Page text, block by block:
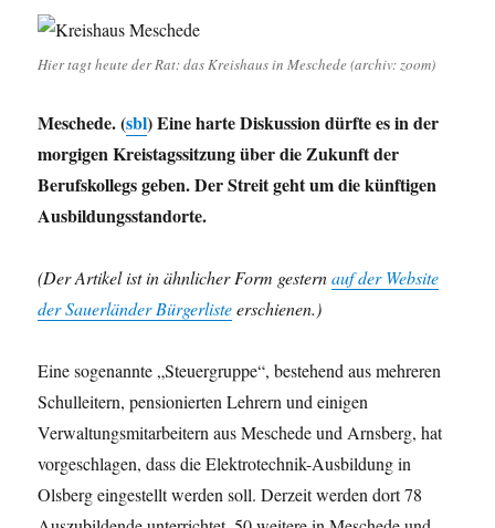
Hier tagt heute der Rat: das Kreishaus in Meschede (archiv: zoom)
Meschede. (sbl) Eine harte Diskussion dürfte es in der
morgigen Kreistagssitzung über die Zukunft der
Berufskollegs geben. Der Streit geht um die künftigen
Ausbildungsstandorte.
(Der Artikel ist in ähnlicher Form gesternauf der Website
der Sauerländer Bürgerlisteerschienen.)
Eine sogenannte „Steuergruppe“, bestehend aus mehreren
Schulleitern, pensionierten Lehrern und einigen
Verwaltungsmitarbeitern aus Meschede und Arnsberg, hat
vorgeschlagen, dass die Elektrotechnik-Ausbildung in
Olsberg eingestellt werden soll. Derzeit werden dort 78